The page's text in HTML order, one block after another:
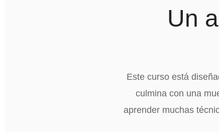
Un
Este curso está
culmina con una
aprender muchas